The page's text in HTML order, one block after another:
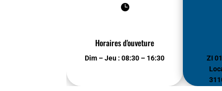

Horaires d'ouveture
Dim – Jeu : 08:30 – 16:30
ZI